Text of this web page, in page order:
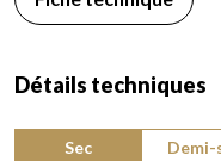
Détails techniques
Sec
Demi-